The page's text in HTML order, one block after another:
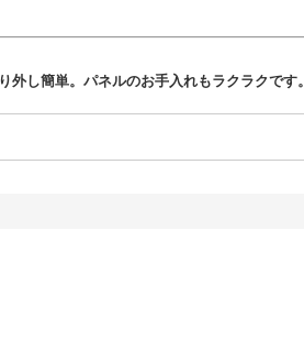
し簡単。パネルのお手入れもラクラクです。